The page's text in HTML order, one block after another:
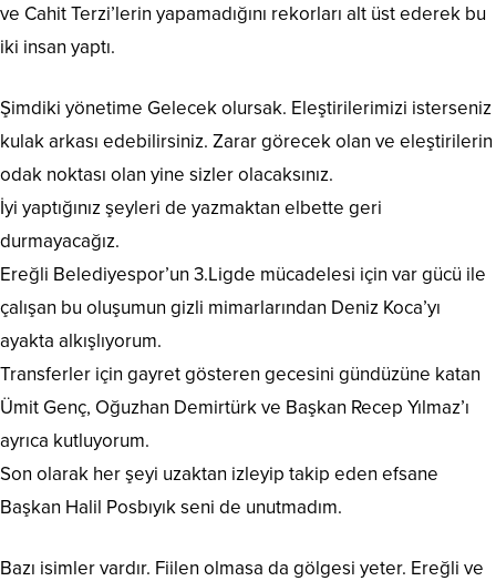
ve Cahit Terzi’lerin yapamadığını rekorları alt üst ederek bu
iki insan yaptı.
Şimdiki yönetime Gelecek olursak. Eleştirilerimizi isterseniz
kulak arkası edebilirsiniz. Zarar görecek olan ve eleştirilerin
odak noktası olan yine sizler olacaksınız.
İyi yaptığınız şeyleri de yazmaktan elbette geri
durmayacağız.
Ereğli Belediyespor’un 3.Ligde mücadelesi için var gücü ile
çalışan bu oluşumun gizli mimarlarından Deniz Koca’yı
ayakta alkışlıyorum.
Transferler için gayret gösteren gecesini gündüzüne katan
Ümit Genç, Oğuzhan Demirtürk ve Başkan Recep Yılmaz’ı
ayrıca kutluyorum.
Son olarak her şeyi uzaktan izleyip takip eden efsane
Başkan Halil Posbıyık seni de unutmadım.
Bazı isimler vardır. Fiilen olmasa da gölgesi yeter. Ereğli ve